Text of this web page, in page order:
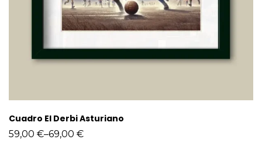
Cuadro El Derbi Asturiano
59,00 €–69,00 €